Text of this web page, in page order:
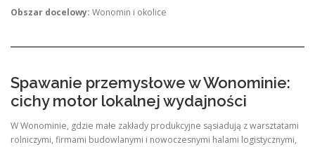
Obszar docelowy: Wonomin i okolice
Spawanie przemysłowe w Wonominie:
cichy motor lokalnej wydajności
W Wonominie, gdzie małe zakłady produkcyjne sąsiadują z warsztatami
rolniczymi, firmami budowlanymi i nowoczesnymi halami logistycznymi,